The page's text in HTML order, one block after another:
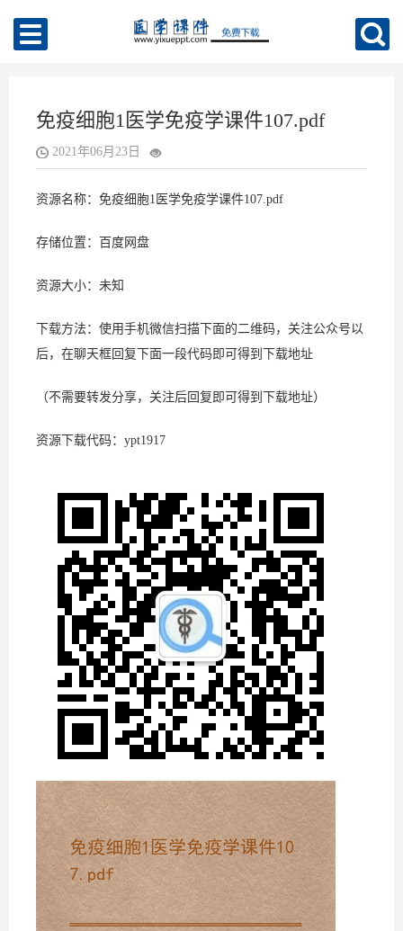
免疫细胞1医学免疫学课件107.pdf
2021年06月23日
资源名称：免疫细胞1医学免疫学课件107.pdf
存储位置：百度网盘
资源大小：未知
下载方法：使用手机微信扫描下面的二维码，关注公众号以
后，在聊天框回复下面一段代码即可得到下载地址
（不需要转发分享，关注后回复即可得到下载地址）
资源下载代码：ypt1917